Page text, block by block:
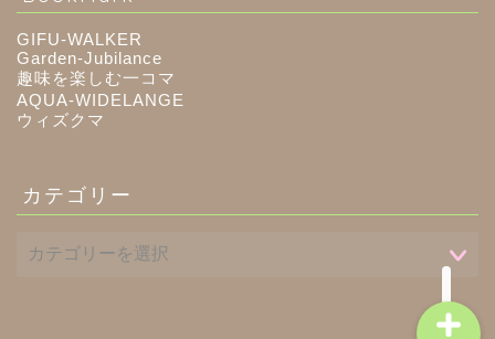
GIFU-WALKER
Garden-Jubilance
趣味を楽しむ一コマ
AQUA-WIDELANGE
ウィズクマ
カテゴリー
川辺町